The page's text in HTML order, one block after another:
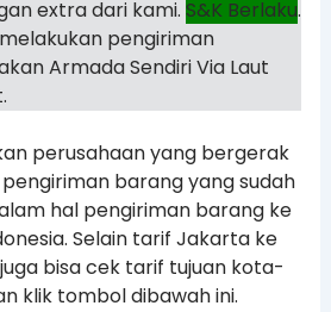
extra dari kami. S&K Berlaku.
pengiriman
Armada Sendiri Via Laut
perusahaan yang bergerak
barang yang sudah
hal pengiriman barang ke
Selain tarif Jakarta ke
bisa cek tarif tujuan kota-
klik tombol dibawah ini.